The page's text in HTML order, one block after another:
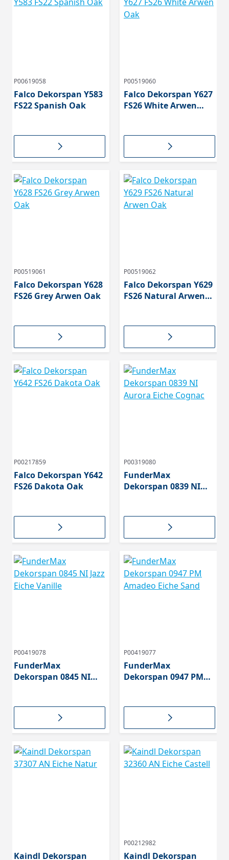
P00619058
Falco Dekorspan Y583
FS22 Spanish Oak
P00519060
Falco Dekorspan Y627
FS26 White Arwen
P00519061
Falco Dekorspan Y628
FS26 Grey Arwen Oak
P00519062
Falco Dekorspan Y629
FS26 Natural Arwen
P00217859
Falco Dekorspan Y642
FS26 Dakota Oak
P00319080
FunderMax
Dekorspan 0839 NI
P00419078
FunderMax
Dekorspan 0845 NI
P00419077
FunderMax
Dekorspan 0947 PM
Kaindl Dekorspan
P00212982
Kaindl Dekorspan